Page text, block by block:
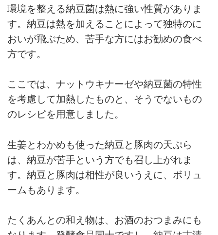
環境を整える納豆菌は熱に強い性質がありま
す。納豆は熱を加えることによって独特のに
おいが飛ぶため、苦手な方にはお勧めの食べ
方です。
ここでは、ナットウキナーゼや納豆菌の特性
を考慮して加熱したものと、そうでないもの
のレシピを用意しました。
生姜とわかめも使った納豆と豚肉の天ぷら
は、納豆が苦手という方でも召し上がれま
す。納豆と豚肉は相性が良いうえに、ボリュ
ームもあります。
たくあんとの和え物は、お酒のおつまみにも